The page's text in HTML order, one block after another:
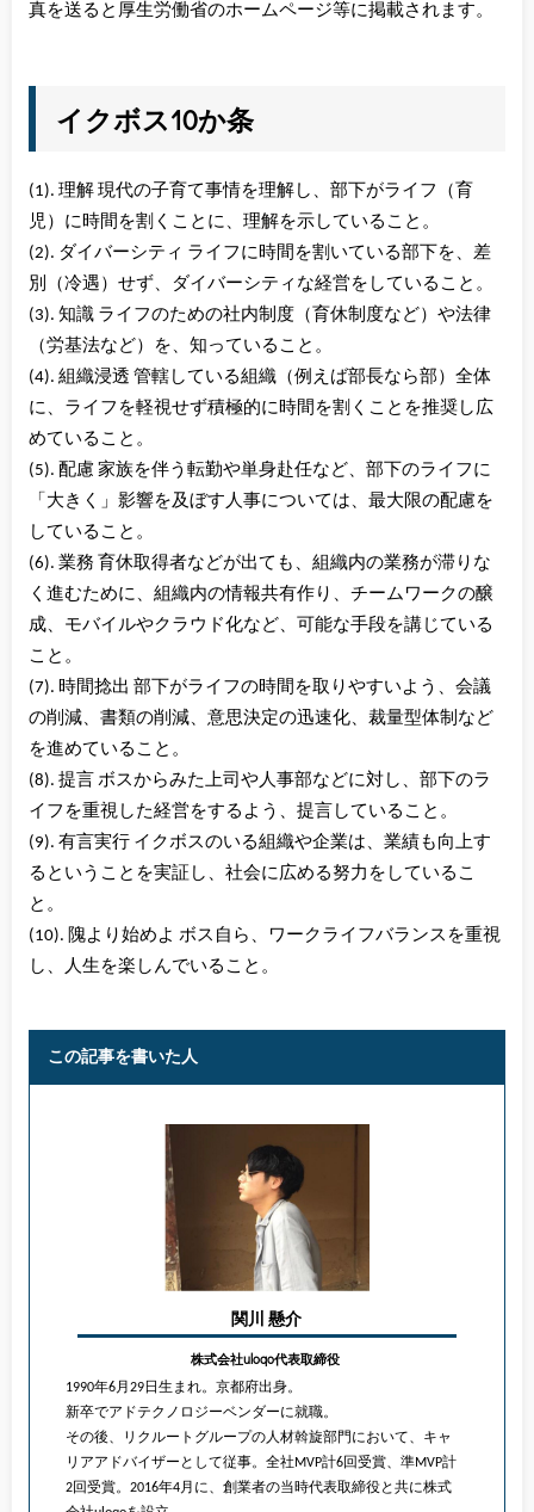
真を送ると厚生労働省のホームページ等に掲載されます。
イクボス10か条
(1). 理解 現代の子育て事情を理解し、部下がライフ（育
児）に時間を割くことに、理解を示していること。
(2). ダイバーシティ ライフに時間を割いている部下を、差
別（冷遇）せず、ダイバーシティな経営をしていること。
(3). 知識 ライフのための社内制度（育休制度など）や法律
（労基法など）を、知っていること。
(4). 組織浸透 管轄している組織（例えば部長なら部）全体
に、ライフを軽視せず積極的に時間を割くことを推奨し広
めていること。
(5). 配慮 家族を伴う転勤や単身赴任など、部下のライフに
「大きく」影響を及ぼす人事については、最大限の配慮を
していること。
(6). 業務 育休取得者などが出ても、組織内の業務が滞りな
く進むために、組織内の情報共有作り、チームワークの醸
成、モバイルやクラウド化など、可能な手段を講じている
こと。
(7). 時間捻出 部下がライフの時間を取りやすいよう、会議
の削減、書類の削減、意思決定の迅速化、裁量型体制など
を進めていること。
(8). 提言 ボスからみた上司や人事部などに対し、部下のラ
イフを重視した経営をするよう、提言していること。
(9). 有言実行 イクボスのいる組織や企業は、業績も向上す
るということを実証し、社会に広める努力をしているこ
と。
(10). 隗より始めよ ボス自ら、ワークライフバランスを重視
し、人生を楽しんでいること。
この記事を書いた人
関川 懸介
株式会社uloqo代表取締役
1990年6月29日生まれ。京都府出身。
新卒でアドテクノロジーベンダーに就職。
その後、リクルートグループの人材斡旋部門において、キャ
リアアドバイザーとして従事。全社MVP計6回受賞、準MVP計
2回受賞。2016年4月に、創業者の当時代表取締役と共に株式